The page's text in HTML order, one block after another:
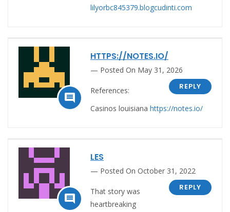
lilyorbc845379.blogcudinti.com

HTTPS://NOTES.IO/
Posted On May 31, 2026
REPLY
References:
Casinos louisiana https://notes.io/

LES
Posted On October 31, 2022
REPLY
That story was
heartbreaking